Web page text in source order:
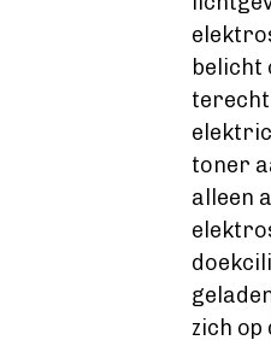
belicht
terecht
toner
alleen
zich